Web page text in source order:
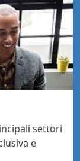
settori
e